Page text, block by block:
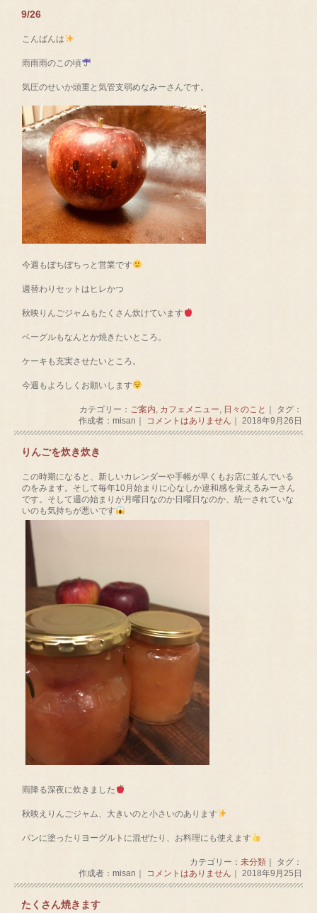
9/26
こんばんは
雨雨雨のこの頃
気圧のせいか頭重と気管支弱めなみーさんです。
今週もぼちぼちっと営業です
週替わりセットはヒレかつ
秋映りんごジャムもたくさん炊けています
ベーグルもなんとか焼きたいところ。
ケーキも充実させたいところ。
今週もよろしくお願いします
カテゴリー： ご案内 カフェメニュー 日々のこと ｜ タグ：
作成者：misan｜
コメントはありません ｜ 2018年9月26日
りんごを炊き炊き
この時期になると、新しいカレンダーや手帳が早くもお店に並んでいる
のをみます。そして毎年10月始まりに心なしか違和感を覚えるみーさん
です。そして週の始まりが月曜日なのか日曜日なのか、統一されていな
いのも気持ちが悪いです
雨降る深夜に炊きました
秋映えりんごジャム、大きいのと小さいのあります
パンに塗ったりヨーグルトに混ぜたり、お料理にも使えます
カテゴリー： 未分類｜ タグ：
作成者：misan｜ コメントはありません ｜ 2018年9月25日
たくさん焼きます